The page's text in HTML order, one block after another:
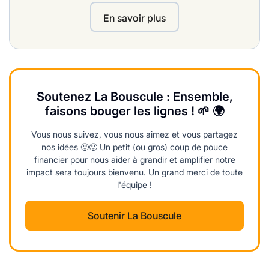
En savoir plus
Soutenez La Bouscule : Ensemble,
faisons bouger les lignes ! 🌱 🌍
Vous nous suivez, vous nous aimez et vous partagez
nos idées 🙂🙂 Un petit (ou gros) coup de pouce
financier pour nous aider à grandir et amplifier notre
impact sera toujours bienvenu. Un grand merci de toute
l'équipe !
Soutenir La Bouscule